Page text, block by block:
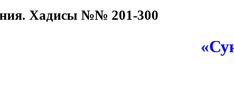
Хадисы №№ 201-300